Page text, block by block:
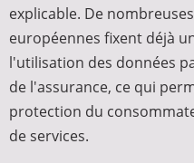
explicable. De
européennes fixent déjà
l'utilisation des données
de l'assurance, ce qui
protection du
de services.